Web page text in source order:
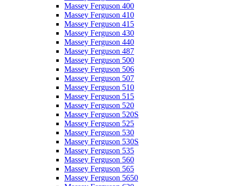
Massey Ferguson 400
Massey Ferguson 410
Massey Ferguson 415
Massey Ferguson 430
Massey Ferguson 440
Massey Ferguson 487
Massey Ferguson 500
Massey Ferguson 506
Massey Ferguson 507
Massey Ferguson 510
Massey Ferguson 515
Massey Ferguson 520
Massey Ferguson 520S
Massey Ferguson 525
Massey Ferguson 530
Massey Ferguson 530S
Massey Ferguson 535
Massey Ferguson 560
Massey Ferguson 565
Massey Ferguson 5650